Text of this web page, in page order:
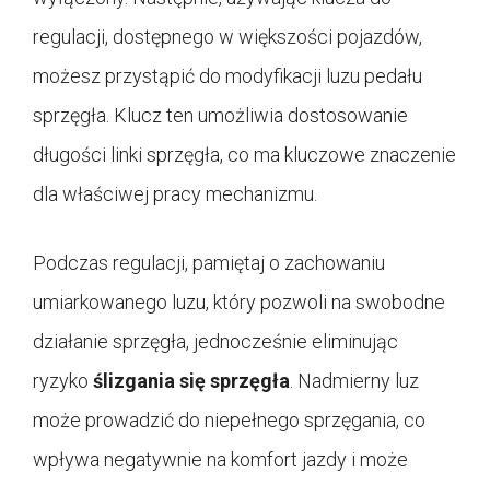
regulacji, dostępnego w większości pojazdów,
możesz przystąpić do modyfikacji luzu pedału
sprzęgła. Klucz ten umożliwia dostosowanie
długości linki sprzęgła, co ma kluczowe znaczenie
dla właściwej pracy mechanizmu.
Podczas regulacji, pamiętaj o zachowaniu
umiarkowanego luzu, który pozwoli na swobodne
działanie sprzęgła, jednocześnie eliminując
ryzyko ślizgania się sprzęgła. Nadmierny luz
może prowadzić do niepełnego sprzęgania, co
wpływa negatywnie na komfort jazdy i może